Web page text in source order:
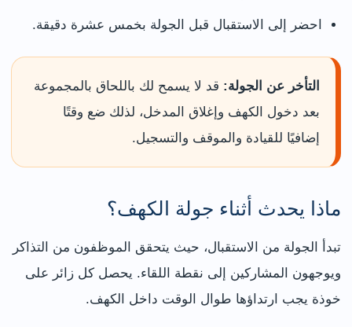
احضر إلى الاستقبال قبل الجولة بخمس عشرة دقيقة.
التأخر عن الجولة: قد لا يسمح لك باللحاق بالمجموعة
بعد دخول الكهف وإغلاق المدخل، لذلك ضع وقتًا
إضافيًا للقيادة والموقف والتسجيل.
ماذا يحدث أثناء جولة الكهف؟
تبدأ الجولة من الاستقبال، حيث يتحقق الموظفون من التذاكر
ويوجهون المشاركين إلى نقطة اللقاء. يحصل كل زائر على
خوذة يجب ارتداؤها طوال الوقت داخل الكهف.